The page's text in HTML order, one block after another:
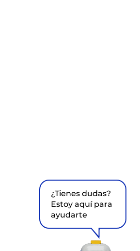
¿Tienes dudas?
Estoy aquí para
ayudarte